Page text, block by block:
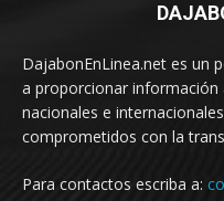
DajabonEnLinea.net es un
a proporcionar información
nacionales e
comprometidos con la
Para contactos escriba a: